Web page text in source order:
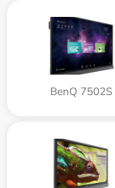
BenQ 7502S